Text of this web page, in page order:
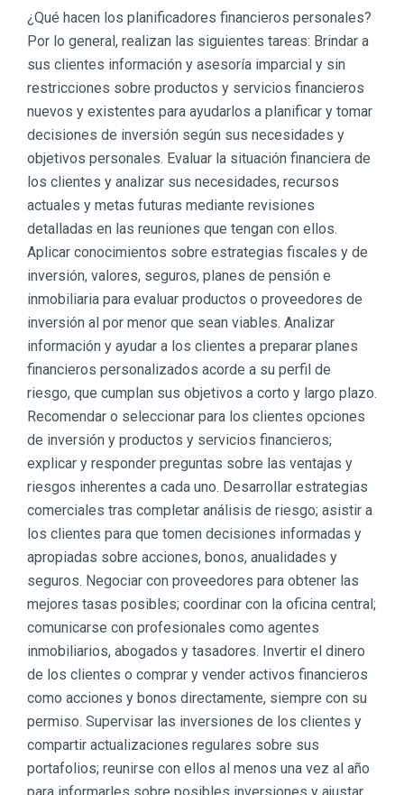
¿Qué hacen los planificadores financieros personales?
Por lo general, realizan las siguientes tareas: Brindar a
sus clientes información y asesoría imparcial y sin
restricciones sobre productos y servicios financieros
nuevos y existentes para ayudarlos a planificar y tomar
decisiones de inversión según sus necesidades y
objetivos personales. Evaluar la situación financiera de
los clientes y analizar sus necesidades, recursos
actuales y metas futuras mediante revisiones
detalladas en las reuniones que tengan con ellos.
Aplicar conocimientos sobre estrategias fiscales y de
inversión, valores, seguros, planes de pensión e
inmobiliaria para evaluar productos o proveedores de
inversión al por menor que sean viables. Analizar
información y ayudar a los clientes a preparar planes
financieros personalizados acorde a su perfil de
riesgo, que cumplan sus objetivos a corto y largo plazo.
Recomendar o seleccionar para los clientes opciones
de inversión y productos y servicios financieros;
explicar y responder preguntas sobre las ventajas y
riesgos inherentes a cada uno. Desarrollar estrategias
comerciales tras completar análisis de riesgo; asistir a
los clientes para que tomen decisiones informadas y
apropiadas sobre acciones, bonos, anualidades y
seguros. Negociar con proveedores para obtener las
mejores tasas posibles; coordinar con la oficina central;
comunicarse con profesionales como agentes
inmobiliarios, abogados y tasadores. Invertir el dinero
de los clientes o comprar y vender activos financieros
como acciones y bonos directamente, siempre con su
permiso. Supervisar las inversiones de los clientes y
compartir actualizaciones regulares sobre sus
portafolios; reunirse con ellos al menos una vez al año